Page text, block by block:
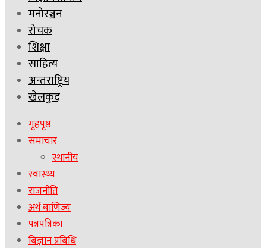
मनोरञ्जन
रोचक
शिक्षा
साहित्य
अन्तराष्ट्रिय
खेलकुद
गृहपृष्ठ
समाचार
स्थानीय
स्वास्थ्य
राजनीति
अर्थ बाणिज्य
पत्रपत्रिका
बिज्ञान प्रबिधि